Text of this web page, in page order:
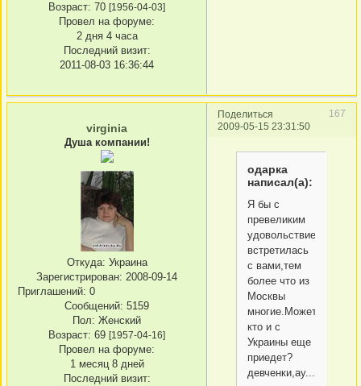
Возраст: 70 [1956-04-03]
Провел на форуме:
2 дня 4 часа
Последний визит:
2011-08-03 16:36:44
Поделиться
167
2009-05-15 23:31:50
virginia
Душа компании!
Откуда: Украина
Зарегистрирован: 2008-09-14
Приглашений: 0
Сообщений: 5159
Пол: Женский
Возраст: 69 [1957-04-16]
Провел на форуме:
1 месяц 8 дней
Последний визит:
одарка
написал(а):
Я бы с
превеликим
удовольствием
встретилась
с вами,тем
более что из
Москвы
многие.Может
кто и с
Украины еще
приедет?
девченки,ау........